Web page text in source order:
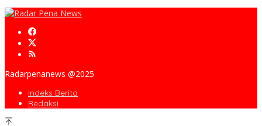
Radarpenanews @2025
Indeks Berita
Redaksi